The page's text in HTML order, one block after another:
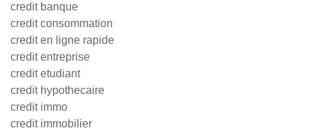
credit banque
credit consommation
credit en ligne rapide
credit entreprise
credit etudiant
credit hypothecaire
credit immo
credit immobilier